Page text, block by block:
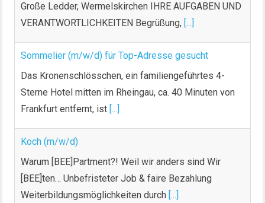
Große Ledder, Wermelskirchen IHRE AUFGABEN UND
VERANTWORTLICHKEITEN Begrüßung, [...]
Sommelier (m/w/d) für Top-Adresse gesucht
Das Kronenschlösschen, ein familiengeführtes 4-
Sterne Hotel mitten im Rheingau, ca. 40 Minuten von
Frankfurt entfernt, ist [...]
Koch (m/w/d)
Warum [BEE]Partment?! Weil wir anders sind Wir
[BEE]ten… Unbefristeter Job & faire Bezahlung
Weiterbildungsmöglichkeiten durch [...]